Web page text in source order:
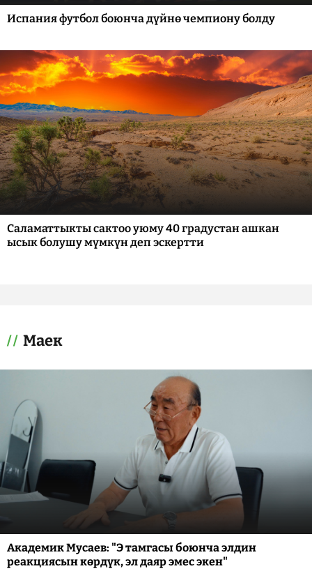
Испания футбол боюнча дүйнө чемпиону болду
Саламаттыкты сактоо уюму 40 градустан ашкан
ысык болушу мүмкүн деп эскертти
Маек
Академик Мусаев: "Э тамгасы боюнча элдин
реакциясын көрдүк, эл даяр эмес экен"